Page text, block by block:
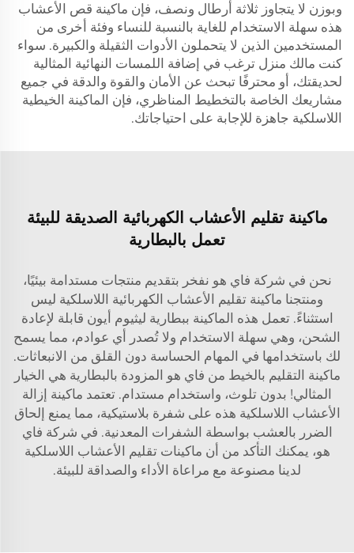
وبوزن لا يتجاوز ثلاثة أرطال ونصف، فإن ماكينة قص الأعشاب
هذه سهلة الاستخدام للغاية بالنسبة للنساء وفئة أخرى من
المستخدمين الذين لا يتحملون الأدوات الثقيلة والكبيرة. سواء
كنت مالك منزل ترغب في إضافة اللمسات النهائية المثالية
لحديقتك، أو محترفًا تبحث عن الأمان والقوة والدقة في جميع
مشاريعك الخاصة بالتخطيط المناظري، فإن الماكينة الخيطية
اللاسلكية جاهزة للإجابة على احتياجاتك.
ماكينة تقليم الأعشاب الكهربائية الصديقة للبيئة
تعمل بالبطارية
نحن في شركة فاي هو نفخر بتقديم منتجات مستدامة بيئيًا،
ومنتجنا ماكينة تقليم الأعشاب الكهربائية اللاسلكية ليس
استثناءً. تعمل هذه الماكينة ببطارية ليثيوم أيون قابلة لإعادة
الشحن، وهي سهلة الاستخدام ولا تُصدر أي عوادم، مما يسمح
لك باستخدامها في المهام الحساسة دون القلق من الانبعاثات.
ماكينة التقليم بالخيط من فاي هو المزودة بالبطارية هي الخيار
المثالي! بدون تلوث، واستخدام مستدام. تعتمد ماكينة إزالة
الأعشاب اللاسلكية هذه على شفرة بلاستيكية، مما يمنع إلحاق
الضرر بالعشب بواسطة الشفرات المعدنية. في شركة فاي
هو، يمكنك التأكد من أن ماكينات تقليم الأعشاب اللاسلكية
لدينا مصنوعة مع مراعاة الأداء والصداقة للبيئة.